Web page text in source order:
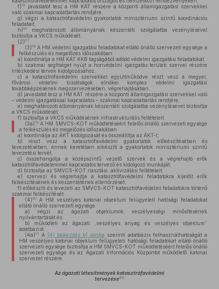
f)55
javaslatot tesz a HM KÁT részére a központi államigazgatási szervekkel
való szakmai kapcsolattartás rendjére,
g) végzi a katasztrófavédelmi gyakorlatok minisztériumi szintű koordinációs
feladatait,
h)56
meghatározott állományának készenléti szolgálatba vezénylésével
biztosítja a VKCS működését.
(2)57
(3)58A HM védelmi igazgatási feladatokat ellátó önálló szervezeti egysége a
felkészülés és megelőzés időszakában
a) koordinálja a HM KÁT KKB tagságából adódó védelmi igazgatási feladatokat,
b) szakmai segítséget nyújt a honvédelmi igazgatás területi szervei részére
intézkedési tervek kidolgozásához,
c) a katasztrófavédelmi szervekkel együttműködve részt vesz a megyei,
fővárosi védelmi bizottságok elnökei komplex védelmi igazgatási
továbbképzésének megszervezésében, végrehajtásában,
d) javaslatot tesz a HM KÁT részére a központi államigazgatási szervekkel való
– védelmi igazgatással kapcsolatos – szakmai kapcsolattartás rendjére,
e) meghatározott állományának készenléti szolgálatba vezénylésével biztosítja
a VKCS működését,
f) biztosítja a VKCS működésének infrastrukturális feltételeit.
(3a)59A HM SMVCS-KOT működtetéséért felelős önálló szervezeti egysége
a felkészülés és megelőzés időszakában
a) koordinálja az ÁKT kidolgozását és összeállítja az ÁKT-t,
b) részt vesz a katasztrófavédelmi gyakorlatok előkészítésében és
levezetésében, ennek keretében elkészíti a gyakorlatok minisztériumi szintű
levezetési tervét,
c) összehangolja a középszintű vezető szervek és a végrehajtó erők
katasztrófavédelemmel kapcsolatos tervező és kidolgozó munkáját,
d) biztosítja az SMVCS-KOT riasztási, aktivizálási feltételeit,
e) szervezi és végrehajtja a katasztrófavédelmi feladatokra kijelölt erők
felkészítésének és készenlétének ellenőrzését,
f) előkészíti és levezeti az SMVCS-KOT katasztrófavédelmi feladatokra történő
szakmai felkészítését.
(4)60A HM veszélyes katonai objektum felügyeleti hatósági feladatokat
ellátó önálló szervezeti egysége
a) végzi az ágazati objektumok veszélyességi minősítésének
nyilvántartását és
b) működteti az ágazati „veszélyes anyag és veszélyes objektum”
adatbázist.
(4a)61 A (4) bekezdés b) pontja szerinti adatbázis felhasználhatóságát a
HM veszélyes katonai objektum felügyeleti hatósági feladatokat ellátó önálló
szervezeti egysége biztosítja a HM SMVCS-KOT működtetéséért felelős önálló
szervezeti egysége és az Ágazati Információs Központot működtető katonai
szervezet részére.
Az ágazati létesítmények katasztrófavédelmi
tervezése62